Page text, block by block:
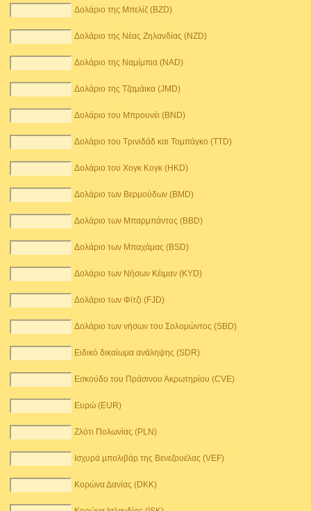
Δολάριο της Μπελίζ (BZD)
Δολάριο της Νέας Ζηλανδίας (NZD)
Δολάριο της Ναμίμπια (NAD)
Δολάριο της Τζαμάικα (JMD)
Δολάριο του Μπρουνέι (BND)
Δολάριο του Τρινιδάδ και Τομπάγκο (TTD)
Δολάριο του Χογκ Κογκ (HKD)
Δολάριο των Βερμούδων (BMD)
Δολάριο των Μπαρμπάντος (BBD)
Δολάριο των Μπαχάμας (BSD)
Δολάριο των Νήσων Κέιμαν (KYD)
Δολάριο των Φίτζι (FJD)
Δολάριο των νήσων του Σολομώντος (SBD)
Ειδικό δικαίωμα ανάληψης (SDR)
Εσκούδο του Πράσινου Ακρωτηρίου (CVE)
Ευρώ (EUR)
Ζλότι Πολωνίας (PLN)
Ισχυρά μπολιβάρ της Βενεζουέλας (VEF)
Κορώνα Δανίας (DKK)